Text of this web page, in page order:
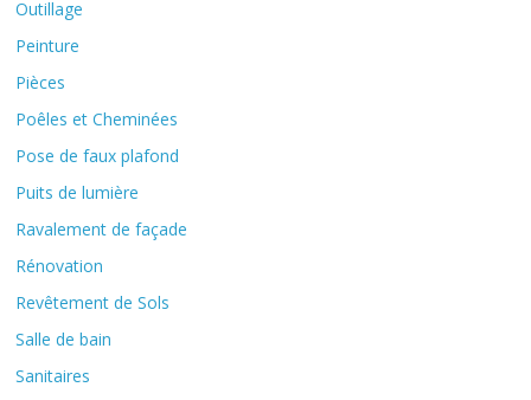
Outillage
Peinture
Pièces
Poêles et Cheminées
Pose de faux plafond
Puits de lumière
Ravalement de façade
Rénovation
Revêtement de Sols
Salle de bain
Sanitaires